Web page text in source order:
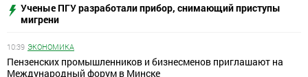
Ученые ПГУ разработали прибор, снимающий приступы
мигрени
10:39 ЭКОНОМИКА
Пензенских промышленников и бизнесменов приглашают на
Международный форум в Минске